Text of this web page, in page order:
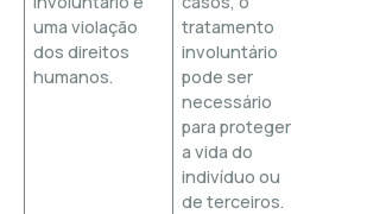
uma violação
dos direitos
humanos.
tratamento
involuntário
pode ser
necessário
para proteger
a vida do
indivíduo ou
de terceiros.